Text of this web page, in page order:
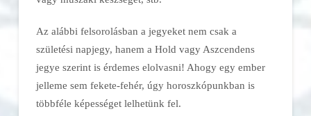
Az alábbi felsorolásban a jegyeket nem csak a
születési napjegy, hanem a Hold vagy Aszcendens
jegye szerint is érdemes elolvasni! Ahogy egy ember
jelleme sem fekete-fehér, úgy horoszkópunkban is
többféle képességet lelhetünk fel.